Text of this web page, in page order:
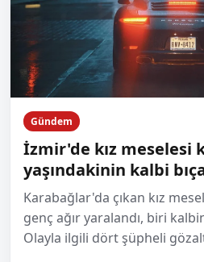
Gündem
İzmir'de kız meselesi
yaşındakinin kalbi
Karabağlar'da çıkan kız
genç ağır yaralandı, biri
Olayla ilgili dört şüpheli